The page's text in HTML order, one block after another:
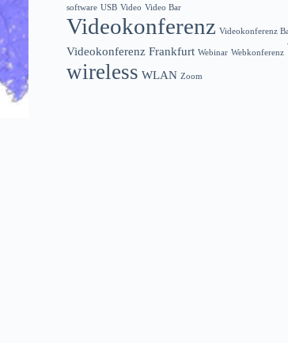
software USB Video Video Bar
Videokonferenz Videokonferenz
Videokonferenz Frankfurt Webinar Webkonferenz
wireless WLAN Zoom